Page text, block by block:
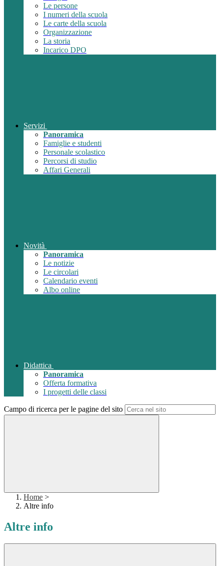
Le persone
I numeri della scuola
Le carte della scuola
Organizzazione
La storia
Incarico DPO
Servizi
Panoramica
Famiglie e studenti
Personale scolastico
Percorsi di studio
Affari Generali
Novità
Panoramica
Le notizie
Le circolari
Calendario eventi
Albo online
Didattica
Panoramica
Offerta formativa
I progetti delle classi
Campo di ricerca per le pagine del sito
Home >
Altre info
Altre info